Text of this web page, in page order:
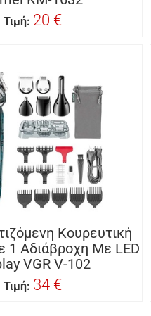
Τιμή: 20 €
Κουρευτική
1 Αδιάβροχη Με LED
VGR V-102
Τιμή: 34 €